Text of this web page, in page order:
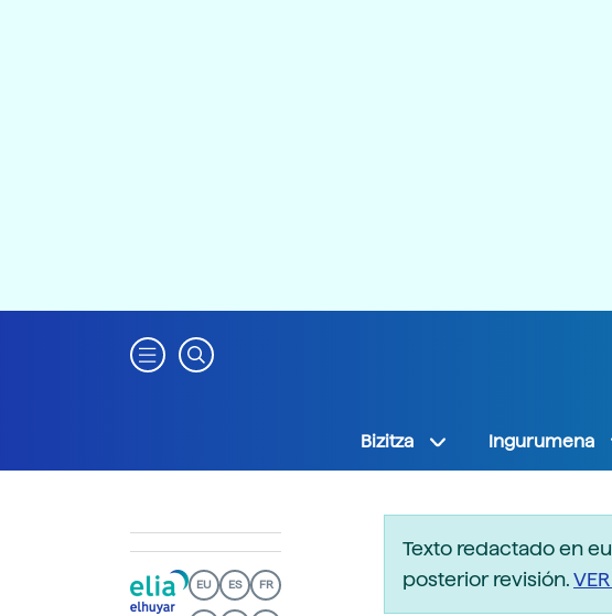
Bizitza Ingurumena
EU ES FR
Texto redactado en
posterior revisión.